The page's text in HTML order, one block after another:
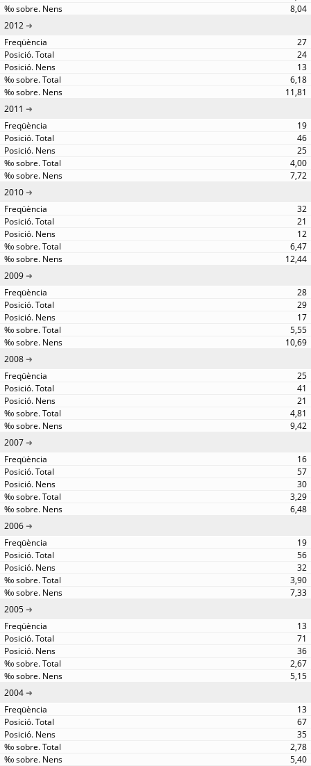
8,04
2012
27
24
13
6,18
11,81
2011
19
46
25
4,00
7,72
2010
32
21
12
6,47
12,44
2009
28
29
17
5,55
10,69
2008
25
41
21
4,81
9,42
2007
16
57
30
3,29
6,48
2006
19
56
32
3,90
7,33
2005
13
71
36
2,67
5,15
2004
13
67
35
2,78
5,40